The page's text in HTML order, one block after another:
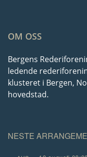
OM OSS
Bergens
ledende
klusteret i Bergen,
hovedstad.
NESTE